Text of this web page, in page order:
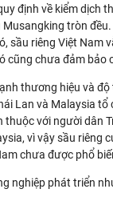
định về kiểm dịch
tròn
sầu riêng Việt Nam
cũng chưa đảm
thương hiệu và
Lan và Malaysia
thuộc với người
vì vậy sầu riêng
chưa được phổ
nghiệp phát triển